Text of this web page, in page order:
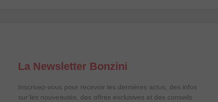
La Newsletter Bonzini
Inscrivez-vous pour recevoir les dernières actus, des infos
sur les nouveautés, des offres exclusives et des conseils